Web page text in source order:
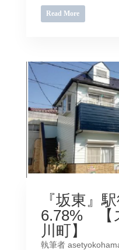
Read More
『坂東』
6.78% 【
川町】
執筆者